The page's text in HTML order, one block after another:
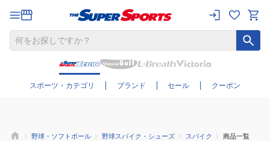
スポーツ・カテゴリ ブランド セール クーポン
さらに絞り込む
野球・ソフトボール 野球スパイク・シューズ スパイク 商品一覧